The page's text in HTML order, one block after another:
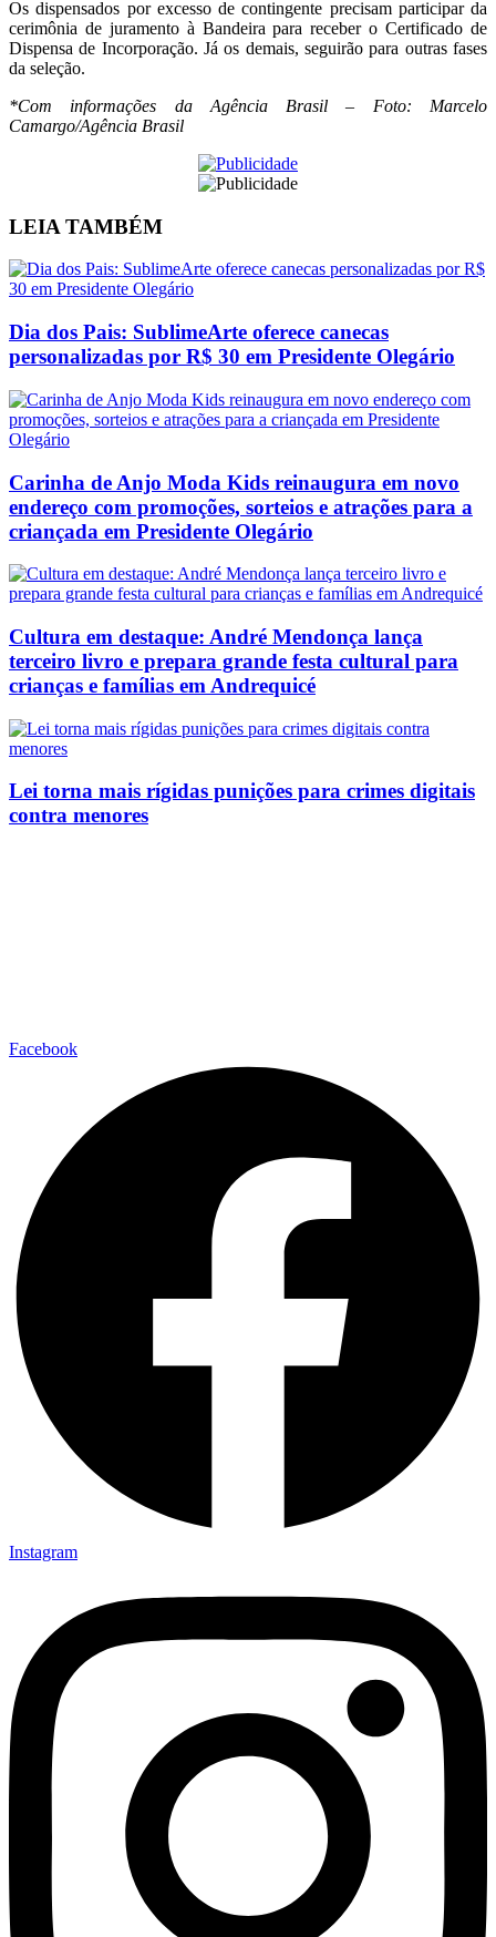
Os dispensados por excesso de contingente precisam participar da
cerimônia de juramento à Bandeira para receber o Certificado de
Dispensa de Incorporação. Já os demais, seguirão para outras fases
da seleção.
*Com informações da Agência Brasil – Foto: Marcelo
Camargo/Agência Brasil
LEIA TAMBÉM
Dia dos Pais: SublimeArte oferece canecas
personalizadas por R$ 30 em Presidente Olegário
Carinha de Anjo Moda Kids reinaugura em novo
endereço com promoções, sorteios e atrações para a
criançada em Presidente Olegário
Cultura em destaque: André Mendonça lança
terceiro livro e prepara grande festa cultural para
crianças e famílias em Andrequicé
Lei torna mais rígidas punições para crimes digitais
contra menores
Facebook
Instagram